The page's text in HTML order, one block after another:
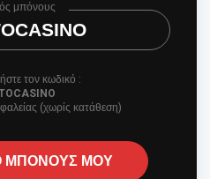
μπόνους
τον κωδικό :
(χωρίς κατάθεση)
ΜΠΟΝΟΥΣ ΜΟΥ